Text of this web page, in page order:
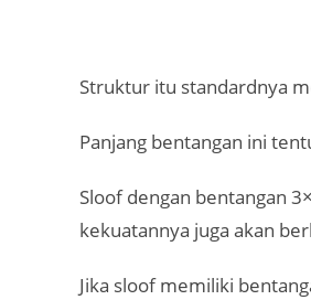
Struktur itu standardnya
Panjang bentangan ini
Sloof dengan bentangan
kekuatannya juga akan
Jika sloof memiliki